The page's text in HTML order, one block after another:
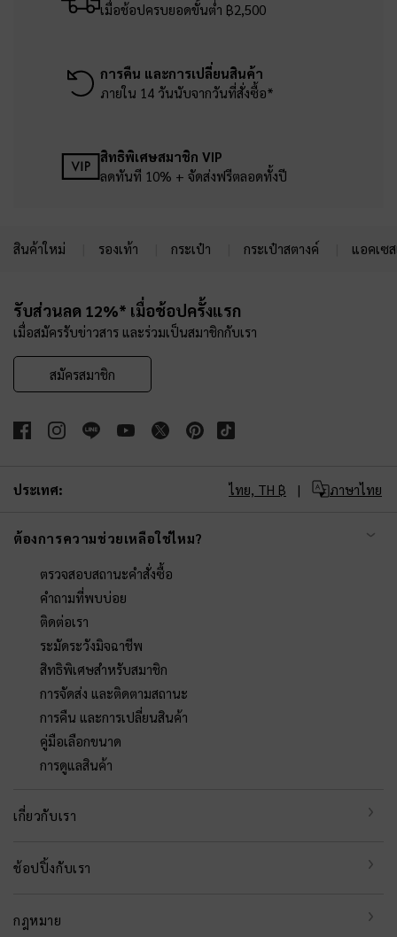
เมื่อช้อปครบยอดขั้นต่ำ ฿2,500
การคืน และการเปลี่ยนสินค้า
ภายใน 14 วันนับจากวันที่สั่งซื้อ*
สิทธิพิเศษสมาชิก VIP
ลดทันที 10% + จัดส่งฟรีตลอดทั้งปี
สินค้าใหม่ รองเท้า กระเป๋า กระเป๋าสตางค์ แอคเซ
รับส่วนลด 12%* เมื่อช้อปครั้งแรก
เมื่อสมัครรับข่าวสาร และร่วมเป็นสมาชิกกับเรา
สมัครสมาชิก
ประเทศ: ไทย, TH ฿ ภาษาไทย
ต้องการความช่วยเหลือใช่ไหม?
ตรวจสอบสถานะคำสั่งซื้อ
คำถามที่พบบ่อย
ติดต่อเรา
ระมัดระวังมิจฉาชีพ
สิทธิพิเศษสำหรับสมาชิก
การจัดส่ง และติดตามสถานะ
การคืน และการเปลี่ยนสินค้า
คู่มือเลือกขนาด
การดูแลสินค้า
เกี่ยวกับเรา
ช้อปปิ้งกับเรา
กฎหมาย